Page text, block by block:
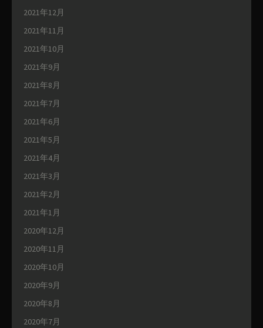
2021年12月
2021年11月
2021年10月
2021年9月
2021年8月
2021年7月
2021年6月
2021年5月
2021年4月
2021年3月
2021年2月
2021年1月
2020年12月
2020年11月
2020年10月
2020年9月
2020年8月
2020年7月